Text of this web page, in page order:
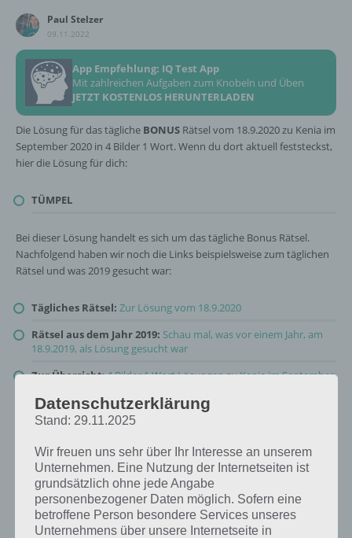
Paul Stelzer
09.11.2022
App Empfehlung: IQ Test App
Mit zahlreichen Aufgaben zum Knobeln und Üben
JETZT KOSTENLOS HERUNTERLADEN
Die Lösung für das tägliche BONUS Rätsel vom 18.9.2020 zu Kenia im
September 2020 in 4 Bilder 1 Wort. Wenn du dort aktuell feststeckst,
hier die Lösung für dich:
TÜMPEL
Bei dieser Lösung handelt es sich um das tägliche Bonus Rätsel.
Nachfolgend haben wir noch die Links beispielsweise zum täglichen
Rätsel und was 2019 gesucht war:
Tägliches Rätsel: Zur Lösung vom 18.9.2020
Rätsel aus dem Jahr 2019: Schau mal, was vor einem Jahr, am
18.9.2019, als Lösung gesucht war
Zur Übersicht:4 Bilder 1 Wort Lösungen zu Kenia im September
Datenschutzerklärung
Stand: 29.11.2025
Wir freuen uns sehr über Ihr Interesse an unserem
Unternehmen. Eine Nutzung der Internetseiten ist
grundsätzlich ohne jede Angabe
personenbezogener Daten möglich. Sofern eine
betroffene Person besondere Services unseres
Unternehmens über unsere Internetseite in